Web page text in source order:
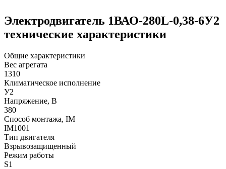
Электродвигатель 1ВАО-280L-0,38-6У2
технические характеристики
Общие характеристики
Вес агрегата
1310
Климатическое исполнение
У2
Напряжение, В
380
Способ монтажа, IM
IM1001
Тип двигателя
Взрывозащищенный
Режим работы
S1